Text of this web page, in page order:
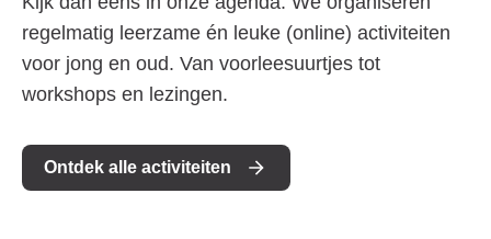
regelmatig leerzame én leuke (online) activiteiten
voor jong en oud. Van voorleesuurtjes tot
workshops en lezingen.
Ontdek alle activiteiten